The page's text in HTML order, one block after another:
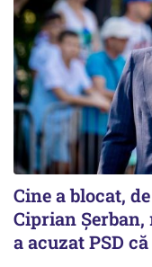
Cine a blocat,
Ciprian
a acuzat PSD